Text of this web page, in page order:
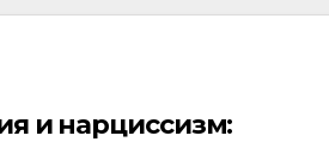
и нарциссизм: